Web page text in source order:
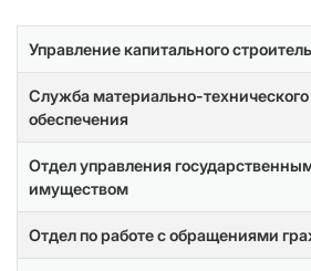
Управление капитального
Служба материально-технического
обеспечения
Отдел управления
имуществом
Отдел по работе с обращениями